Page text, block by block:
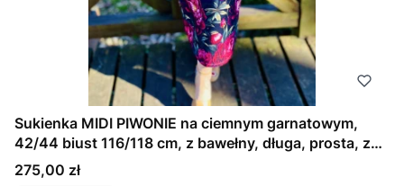
Sukienka MIDI PIWONIE na ciemnym garnatowym,
42/44 biust 116/118 cm, z bawełny, długa, prosta, z
kieszeniami
Cena
275,00 zł